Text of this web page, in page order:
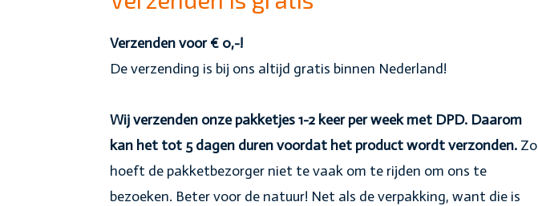
Verzenden voor € 0,-!
De verzending is bij ons altijd gratis binnen Nederland!
Wij verzenden onze pakketjes 1-2 keer per week met DPD. Daarom
kan het tot 5 dagen duren voordat het product wordt verzonden. Zo
hoeft de pakketbezorger niet te vaak om te rijden om ons te
bezoeken. Beter voor de natuur! Net als de verpakking, want die is